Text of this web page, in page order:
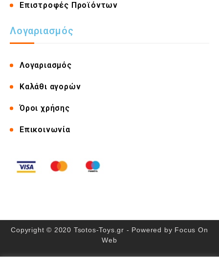
Επιστροφές Προϊόντων
Λογαριασμός
Λογαριασμός
Καλάθι αγορών
Όροι χρήσης
Επικοινωνία
Copyright © 2020 Tsotos-Toys.gr - Powered by Focus On
Web